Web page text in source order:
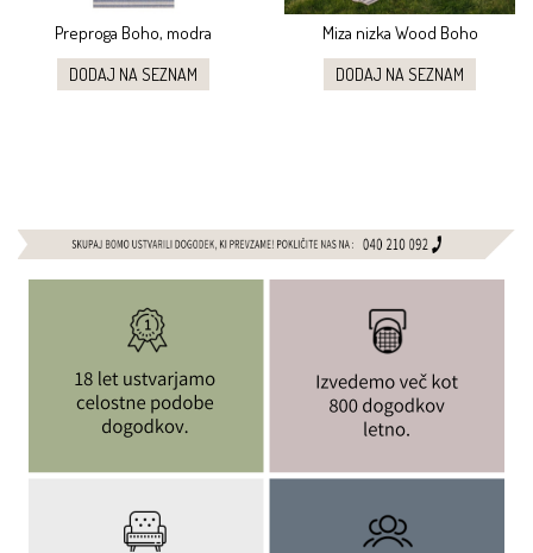
Preproga Boho, modra
DODAJ NA SEZNAM
Miza nizka Wood Boho
DODAJ NA SEZNAM